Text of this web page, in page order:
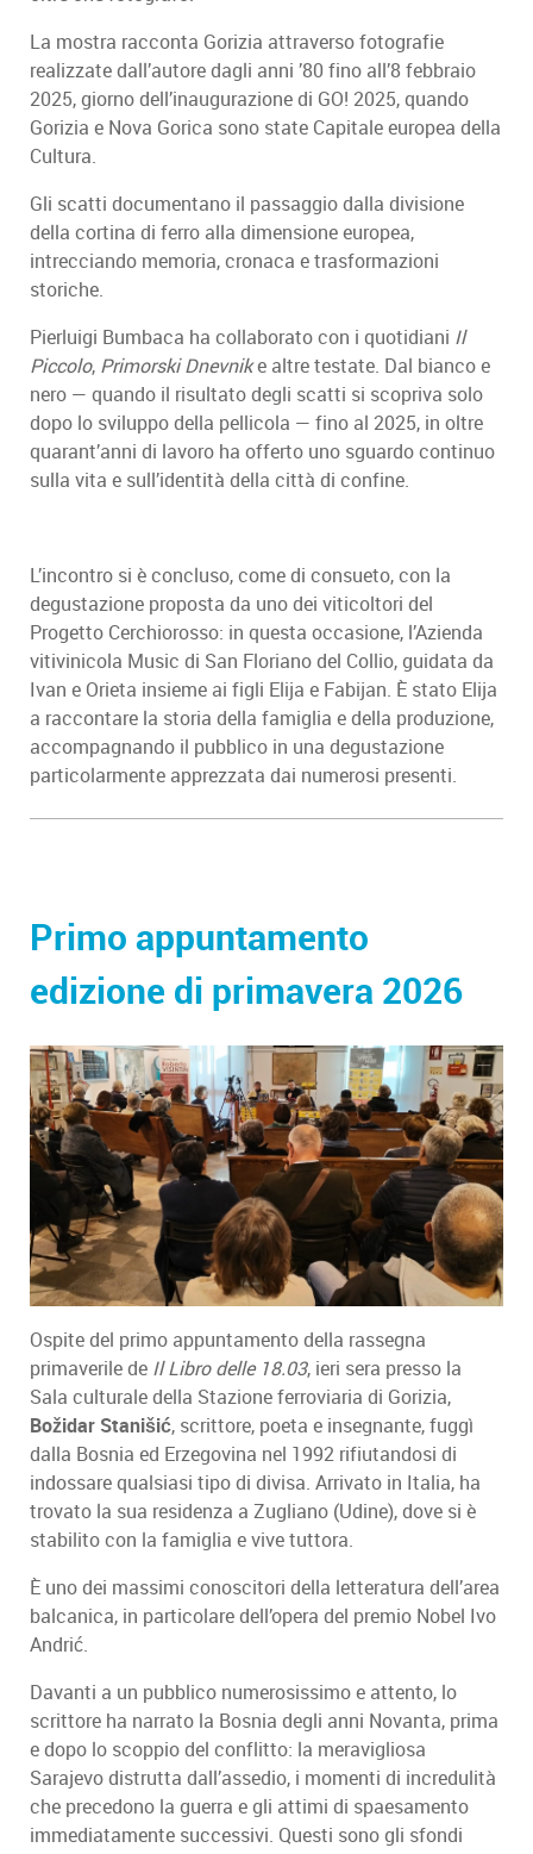
La mostra racconta Gorizia attraverso fotografie
realizzate dall’autore dagli anni ’80 fino all’8 febbraio
2025, giorno dell’inaugurazione di GO! 2025, quando
Gorizia e Nova Gorica sono state Capitale europea della
Cultura.
Gli scatti documentano il passaggio dalla divisione
della cortina di ferro alla dimensione europea,
intrecciando memoria, cronaca e trasformazioni
storiche.
Pierluigi Bumbaca ha collaborato con i quotidiani Il
Piccolo, Primorski Dnevnike altre testate. Dal bianco e
nero — quando il risultato degli scatti si scopriva solo
dopo lo sviluppo della pellicola — fino al 2025, in oltre
quarant’anni di lavoro ha offerto uno sguardo continuo
sulla vita e sull’identità della città di confine.
L’incontro si è concluso, come di consueto, con la
degustazione proposta da uno dei viticoltori del
Progetto Cerchiorosso: in questa occasione, l’Azienda
vitivinicola Music di San Floriano del Collio, guidata da
Ivan e Orieta insieme ai figli Elija e Fabijan. È stato Elija
a raccontare la storia della famiglia e della produzione,
accompagnando il pubblico in una degustazione
particolarmente apprezzata dai numerosi presenti.
Primo appuntamento
edizione di primavera 2026
Ospite del primo appuntamento della rassegna
primaverile de Il Libro delle 18.03, ieri sera presso la
Sala culturale della Stazione ferroviaria di Gorizia,
Božidar Stanišić, scrittore, poeta e insegnante, fuggì
dalla Bosnia ed Erzegovina nel 1992 rifiutandosi di
indossare qualsiasi tipo di divisa. Arrivato in Italia, ha
trovato la sua residenza a Zugliano (Udine), dove si è
stabilito con la famiglia e vive tuttora.
È uno dei massimi conoscitori della letteratura dell’area
balcanica, in particolare dell’opera del premio Nobel Ivo
Andrić.
Davanti a un pubblico numerosissimo e attento, lo
scrittore ha narrato la Bosnia degli anni Novanta, prima
e dopo lo scoppio del conflitto: la meravigliosa
Sarajevo distrutta dall’assedio, i momenti di incredulità
che precedono la guerra e gli attimi di spaesamento
immediatamente successivi. Questi sono gli sfondi